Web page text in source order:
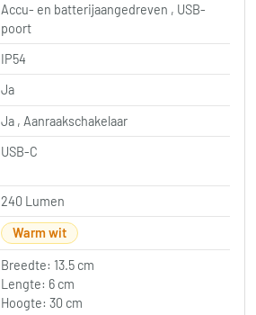
Accu- en batterijaangedreven , USB-
poort
IP54
Ja
Ja , Aanraakschakelaar
USB-C
240 Lumen
Warm wit
Breedte: 13.5 cm
Lengte: 6 cm
Hoogte: 30 cm